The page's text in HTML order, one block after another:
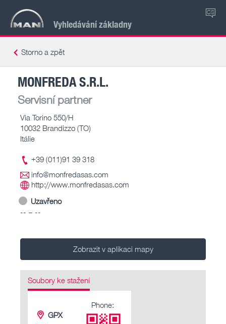
Vyhledávání základny
CS
Storno a zpět
MONFREDA S.R.L.
Servisní partner
Via Torino 550/H
10032 Brandizzo (TO)
Itálie
+39 (011)91 39 318
info@monfredasas.com
http://www.monfredasas.com
Uzavřeno
-- – --
Zobrazit v aplikaci mapy
Soubory ke stažení
GPX
Phone: